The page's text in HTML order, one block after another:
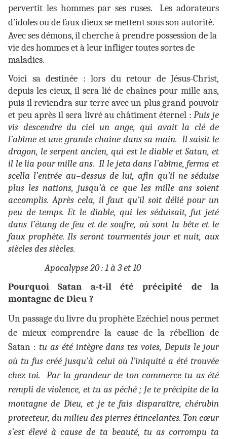
pervertit les hommes par ses ruses. Les adorateurs
d’idoles ou de faux dieux se mettent sous son autorité.
Avec ses démons, il cherche à prendre possession de la
vie des hommes et à leur infliger toutes sortes de
maladies.
Voici sa destinée : lors du retour de Jésus-Christ,
depuis les cieux, il sera lié de chaînes pour mille ans,
puis il reviendra sur terre avec un plus grand pouvoir
et peu après il sera livré au châtiment éternel : Puis je
vis descendre du ciel un ange, qui avait la clé de
l’abîme et une grande chaîne dans sa main. Il saisit le
dragon, le serpent ancien, qui est le diable et Satan, et
il le lia pour mille ans. Il le jeta dans l’abîme, ferma et
scella l’entrée au–dessus de lui, afin qu’il ne séduise
plus les nations, jusqu’à ce que les mille ans soient
accomplis. Après cela, il faut qu’il soit délié pour un
peu de temps. Et le diable, qui les séduisait, fut jeté
dans l’étang de feu et de soufre, où sont la bête et le
faux prophète. Ils seront tourmentés jour et nuit, aux
siècles des siècles.
Apocalypse 20 : 1 à 3 et 10
Pourquoi Satan a-t-il été précipité de la
montagne de Dieu ?
Un passage du livre du prophète Ezéchiel nous permet
de mieux comprendre la cause de la rébellion de
Satan : tu as été intègre dans tes voies, Depuis le jour
où tu fus créé jusqu’à celui où l’iniquité a été trouvée
chez toi. Par la grandeur de ton commerce tu as été
rempli de violence, et tu as péché ; Je te précipite de la
montagne de Dieu, et je te fais disparaître, chérubin
protecteur, du milieu des pierres étincelantes. Ton cœur
s’est élevé à cause de ta beauté, tu as corrompu ta